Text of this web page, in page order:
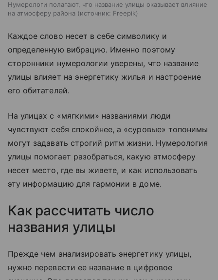
Нумерологи полагают, что название улицы оказывает влияние
на атмосферу района
источник: Freepik
Каждое слово несет в себе символику и
определенную вибрацию. Именно поэтому
сторонники нумерологии уверены, что название
улицы влияет на энергетику жилья и настроение
его обитателей.
На улицах с «мягкими» названиями люди
чувствуют себя спокойнее, а «суровые» топонимы
могут задавать строгий ритм жизни. Нумерология
улицы помогает разобраться, какую атмосферу
несет место, где вы живете, и как использовать
эту информацию для гармонии в доме.
Как рассчитать число
названия улицы
Прежде чем анализировать энергетику улицы,
нужно перевести ее название в цифровое